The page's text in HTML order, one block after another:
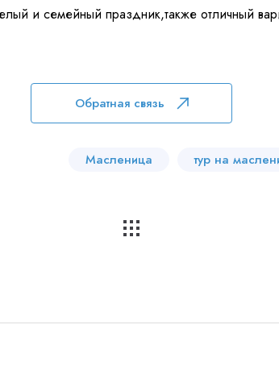
и семейный праздник,также отличный
Обратная связь
Масленица тур на